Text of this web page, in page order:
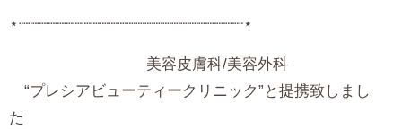
⋆┈┈┈┈┈┈┈┈┈┈┈┈┈┈┈┈┈┈┈┈┈┈┈┈┈⋆
美容皮膚科/美容外科
“プレシアビューティークリニック”と提携致しまし